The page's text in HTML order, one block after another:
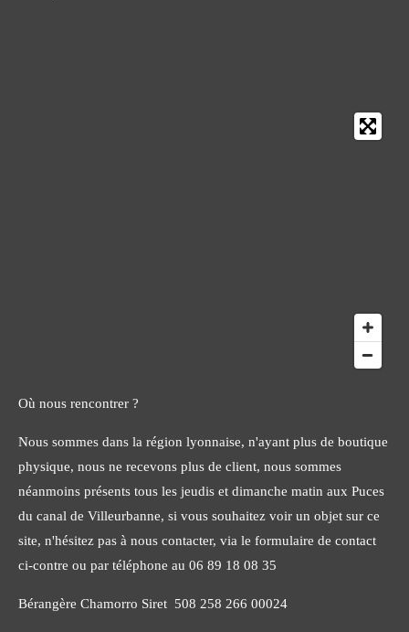
Où nous rencontrer ?
Nous sommes dans la région lyonnaise, n'ayant plus de boutique
physique, nous ne recevons plus de client, nous sommes
néanmoins présents tous les jeudis et dimanche matin aux Puces
du canal de Villeurbanne, si vous souhaitez voir un objet sur ce
site, n'hésitez pas à nous contacter, via le formulaire de contact
ci-contre ou par téléphone au 06 89 18 08 35
Bérangère Chamorro Siret 508 258 266 00024